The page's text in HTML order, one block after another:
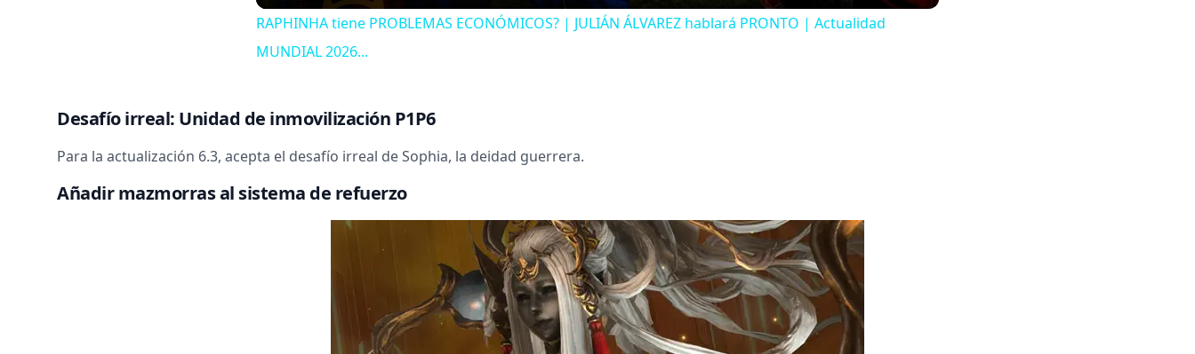
RAPHINHA tiene PROBLEMAS ECONÓMICOS? | JULIÁN ÁLVAREZ hablará PRONTO | Actualidad
MUNDIAL 2026...
Desafío irreal: Unidad de inmovilización P1P6
Para la actualización 6.3, acepta el desafío irreal de Sophia, la deidad guerrera.
Añadir mazmorras al sistema de refuerzo